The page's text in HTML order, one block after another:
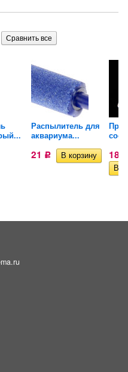
Распылитель для
аквариума...
21 Р